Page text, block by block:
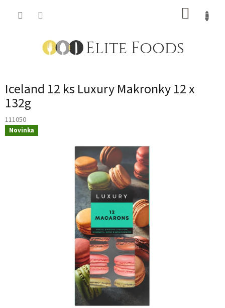
Iceland 12 ks Luxury Makronky 12 x
132g
111050
Novinka